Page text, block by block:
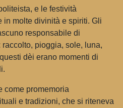
e le festività
in molte divinità e spiriti. Gli
responsabile di
pioggia, sole, luna,
dèi erano momenti di
come promemoria
e tradizioni, che si riteneva